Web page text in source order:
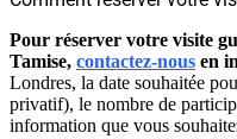
Pour réserver votre visite
Tamise, contactez-nous en
Londres, la date souhaitée
privatif), le nombre de
information que vous